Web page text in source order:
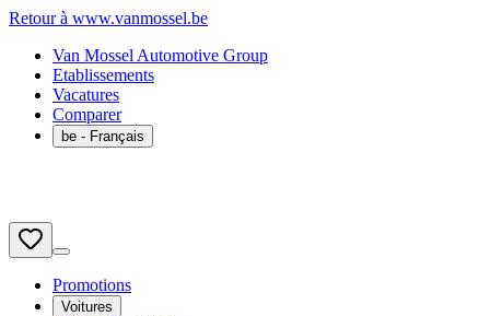
Retour à www.vanmossel.be
Van Mossel Automotive Group
Etablissements
Vacatures
Comparer
be - Français
Promotions
Voitures